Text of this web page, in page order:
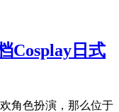
Cosplay日式
角色扮演，那么位于